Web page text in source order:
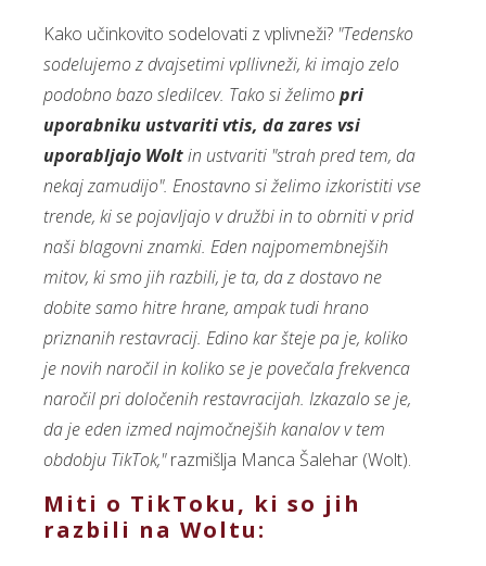
Kako učinkovito sodelovati z vplivneži? "Tedensko
sodelujemo z dvajsetimi vpllivneži, ki imajo zelo
podobno bazo sledilcev. Tako si želimopri
uporabniku ustvariti vtis, da zares vsi
uporabljajo Woltin ustvariti "strah pred tem, da
nekaj zamudijo". Enostavno si želimo izkoristiti vse
trende, ki se pojavljajo v družbi in to obrniti v prid
naši blagovni znamki. Eden najpomembnejših
mitov, ki smo jih razbili, je ta, da z dostavo ne
dobite samo hitre hrane, ampak tudi hrano
priznanih restavracij. Edino kar šteje pa je, koliko
je novih naročil in koliko se je povečala frekvenca
naročil pri določenih restavracijah. Izkazalo se je,
da je eden izmed najmočnejših kanalov v tem
obdobju TikTok,"razmišlja Manca Šalehar (Wolt).
Miti o TikToku, ki so jih
razbili na Woltu: